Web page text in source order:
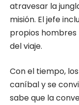
atravesar la
misión. El jefe
propios
del viaje.
Con el tiempo,
caníbal y se
sabe que la